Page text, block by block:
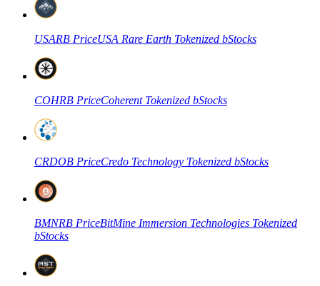
Futures sử dụng token làm tài sản thế chấp
TradFi
Phái sinh cổ phiếu, ngoại hối, kim loại quý và hàng hóa
USDC Futures vĩnh cửu
USARB PriceUSA Rare Earth Tokenized bStocks
COHRB PriceCoherent Tokenized bStocks
CRDOB PriceCredo Technology Tokenized bStocks
BMNRB PriceBitMine Immersion Technologies Tokenized
bStocks